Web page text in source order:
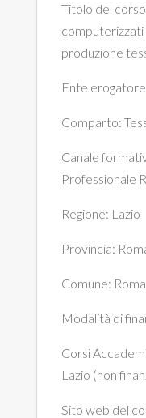
Titolo del
computerizzati
produzione
Ente
Comparto:
Canale
Professionale
Regione: Lazio
Provincia:
Comune: Roma
Modalità di
Corsi
Lazio (non
Sito web del